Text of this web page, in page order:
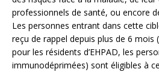
professionnels de santé, ou encore
Les personnes entrant dans cette
reçu de rappel depuis plus de 6 mois
pour les résidents d’EHPAD, les
immunodéprimées) sont éligibles à